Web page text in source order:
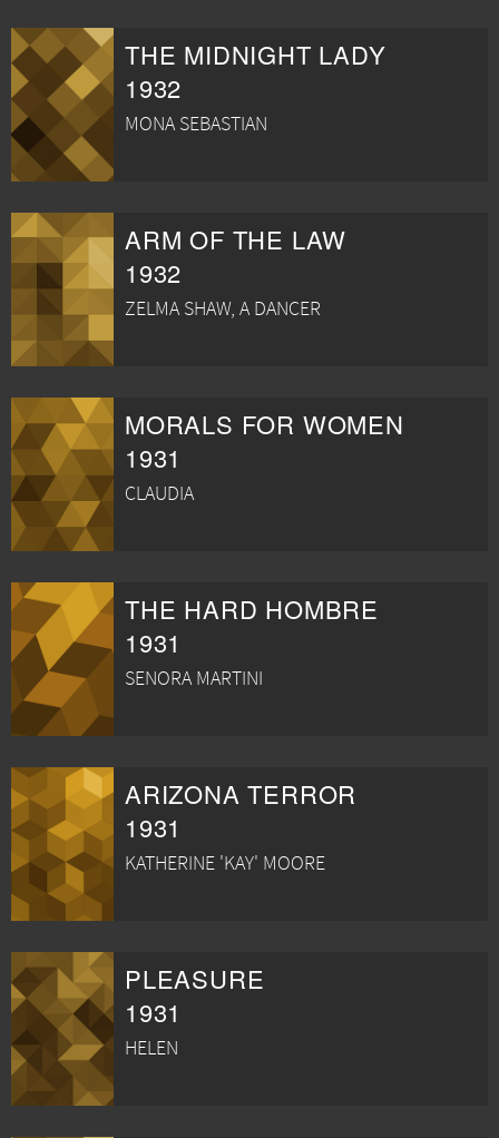
THE MIDNIGHT LADY
1932
MONA SEBASTIAN
ARM OF THE LAW
1932
ZELMA SHAW, A DANCER
MORALS FOR WOMEN
1931
CLAUDIA
THE HARD HOMBRE
1931
SENORA MARTINI
ARIZONA TERROR
1931
KATHERINE 'KAY' MOORE
PLEASURE
1931
HELEN